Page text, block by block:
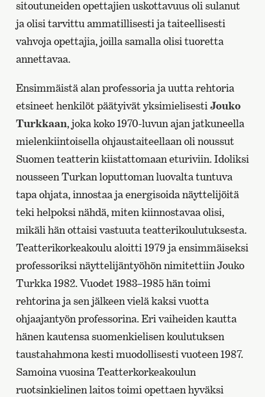
sitoutuneiden opettajien uskottavuus oli sulanut
ja olisi tarvittu ammatillisesti ja taiteellisesti
vahvoja opettajia, joilla samalla olisi tuoretta
annettavaa.
Ensimmäistä alan professoria ja uutta rehtoria
etsineet henkilöt päätyivät yksimielisestiJouko
Turkkaan, joka koko 1970-luvun ajan jatkuneella
mielenkiintoisella ohjaustaiteellaan oli noussut
Suomen teatterin kiistattomaan eturiviin. Idoliksi
nousseen Turkan loputtoman luovalta tuntuva
tapa ohjata, innostaa ja energisoida näyttelijöitä
teki helpoksi nähdä, miten kiinnostavaa olisi,
mikäli hän ottaisi vastuuta teatterikoulutuksesta.
Teatterikorkeakoulu aloitti 1979 ja ensimmäiseksi
professoriksi näyttelijäntyöhön nimitettiin Jouko
Turkka 1982. Vuodet 1983–1985 hän toimi
rehtorina ja sen jälkeen vielä kaksi vuotta
ohjaajantyön professorina. Eri vaiheiden kautta
hänen kautensa suomenkielisen koulutuksen
taustahahmona kesti muodollisesti vuoteen 1987.
Samoina vuosina Teatterkorkeakoulun
ruotsinkielinen laitos toimi opettaen hyväksi